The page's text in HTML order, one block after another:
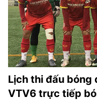
Lịch thi đấu bóng
VTV6 trực tiếp